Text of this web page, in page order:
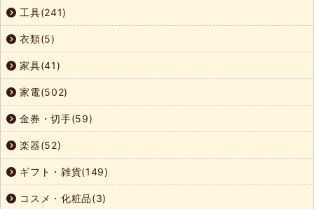
工具(241)
衣類(5)
家具(41)
家電(502)
金券・切手(59)
楽器(52)
ギフト・雑貨(149)
コスメ・化粧品(3)